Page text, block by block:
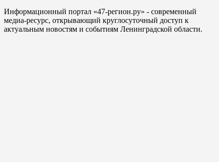
Информационный портал «47-регион.ру» - современный
медиа-ресурс, открывающий круглосуточный доступ к
актуальным новостям и событиям Ленинградской области.